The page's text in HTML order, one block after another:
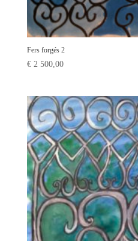
Fers forgés 2
€2 500,00